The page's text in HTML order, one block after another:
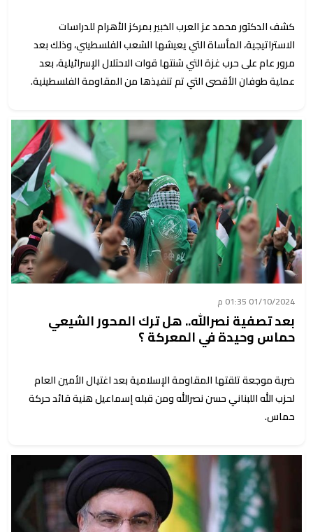
كشف الدكتور محمد عز العرب الخبير بمركز الأهرام للدراسات
الاستراتيجية، المأساة التي يعيشها الشعب الفلسطيني، وذلك بعد
مرور عام على حرب غزة التي شنتها قوات الاحتلال الإسرائيلية، بعد
عملية طوفان الأقصى التي تم تنفيذها من المقاومة الفلسطينية.
01/10/2024 01:35 م
بعد تصفية نصرالله.. هل ترك المحور الشيعي
حماس وحيدة في المعركة ؟
ضربة موجعة تلقتها المقاومة الإسلامية بعد اغتيال الأمين العام
لحزب الله اللبناني حسن نصرالله ومن قبله إسماعيل هنية قائد حركة
حماس.